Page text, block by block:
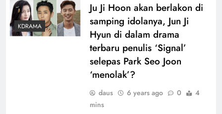
KDRAMA
Ju Ji Hoon akan berlakon di
samping idolanya, Jun Ji
Hyun di dalam drama
terbaru penulis ‘Signal’
selepas Park Seo Joon
‘menolak’?
daus 6 years ago 0
4
mins